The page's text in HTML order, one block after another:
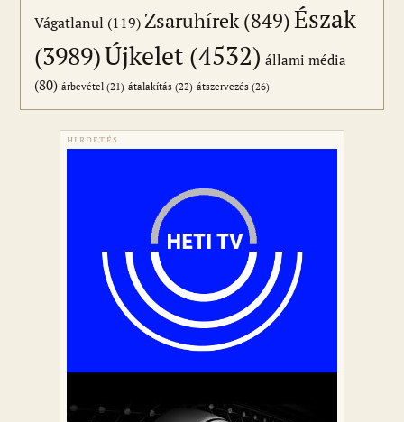
Vágatlanul (119) Zsaruhírek (849)Észak
(3989)Újkelet (4532) állami média
(80) árbevétel (21) átalakítás (22) átszervezés (26)
HIRDETÉS